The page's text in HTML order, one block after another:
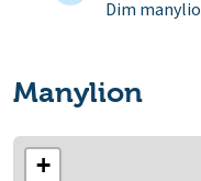
Dim
Manylion
+